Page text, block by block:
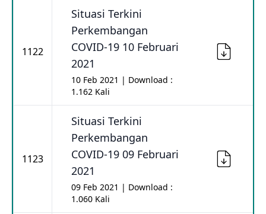
1122
Situasi Terkini
Perkembangan
COVID-19 10 Februari
2021
10 Feb 2021 | Download :
1.162 Kali
1123
Situasi Terkini
Perkembangan
COVID-19 09 Februari
2021
09 Feb 2021 | Download :
1.060 Kali